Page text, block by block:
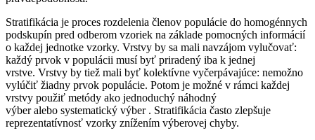
Stratifikácia je proces rozdelenia členov populácie do homogénnych
podskupín pred odberom vzoriek na základe pomocných informácií
o každej jednotke vzorky. Vrstvy by sa mali navzájom vylučovať:
každý prvok v populácii musí byť priradený iba k jednej
vrstve. Vrstvy by tiež mali byť kolektívne vyčerpávajúce: nemožno
vylúčiť žiadny prvok populácie. Potom je možné v rámci každej
vrstvy použiť metódy ako jednoduchý náhodný
výber alebo systematický výber . Stratifikácia často zlepšuje
reprezentatívnosť vzorky znížením výberovej chyby.